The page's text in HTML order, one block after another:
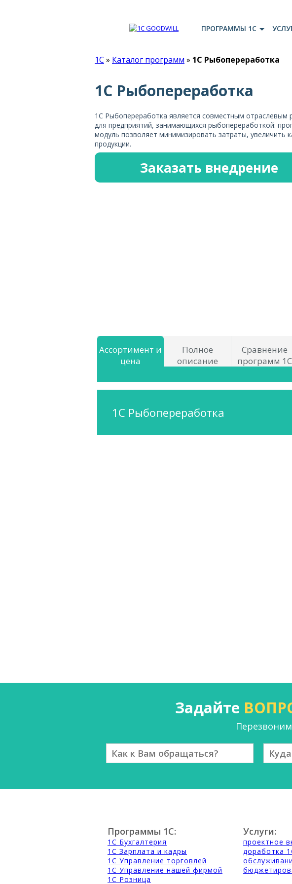
ПРОГРАММЫ 1С
1С » Каталог программ » 1С Рыбопереработка
1С Рыбопереработка
1С Рыбопереработка является совместным отраслевым
для предприятий, занимающихся рыбопереработкой:
модуль позволяет минимизировать затраты, увеличить
продукции.
Заказать внедрение
Ассортимент и
цена
Полное
описание
Сравнение
программ 1С
1С Рыбопереработка
Задайте
Программы 1С:
1С Бухгалтерия
1С Зарплата и кадры
1С Управление торговлей
1С Управление нашей фирмой
1С Розница
Услуги:
проектное
доработка